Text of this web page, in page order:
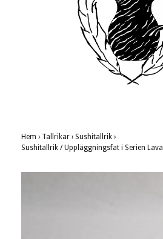
Hem › Tallrikar › Sushitallrik ›
Sushitallrik / Uppläggningsfat i Serien Lava